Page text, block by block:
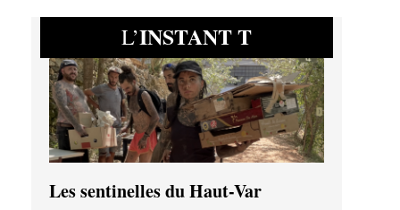
L’INSTANT T
Les sentinelles du Haut-Var